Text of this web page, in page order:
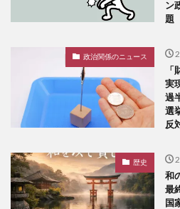
ン
題
政治関係のニュース
実
過
選
反
歴史
和
最
国